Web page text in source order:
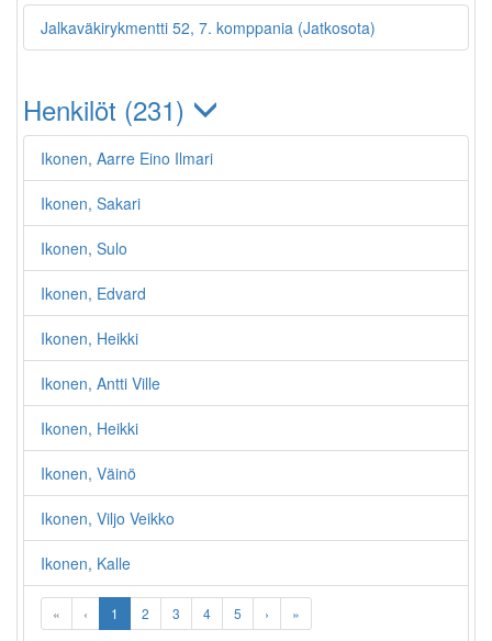
Jalkaväkirykmentti 52, 7. komppania (Jatkosota)
Henkilöt (231)
Ikonen, Aarre Eino Ilmari
Ikonen, Sakari
Ikonen, Sulo
Ikonen, Edvard
Ikonen, Heikki
Ikonen, Antti Ville
Ikonen, Heikki
Ikonen, Väinö
Ikonen, Viljo Veikko
Ikonen, Kalle
« ‹ 1 2 3 4 5 › »